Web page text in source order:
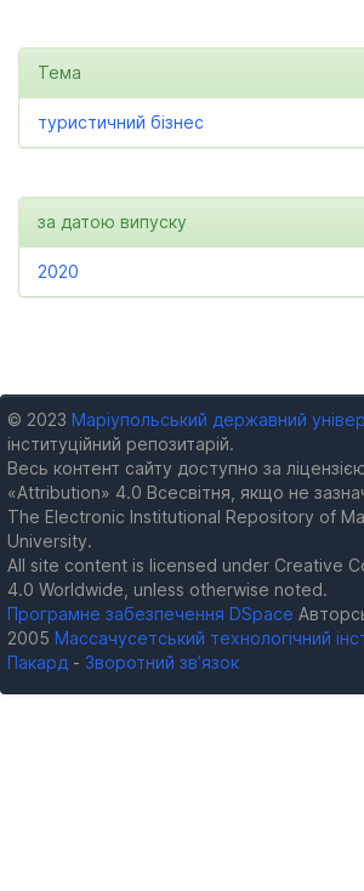
Тема
туристичний бізнес
за датою випуску
2020
© 2023 Маріупольський державний
інституційний репозитарій.
Весь контент сайту доступно за
«Attribution» 4.0 Всесвітня, якщо не
The Electronic Institutional Repository of
University.
All site content is licensed under Creative
4.0 Worldwide, unless otherwise noted.
Програмне забезпечення DSpace
2005 Массачусетський технологічний
Пакард - Зворотний зв’язок